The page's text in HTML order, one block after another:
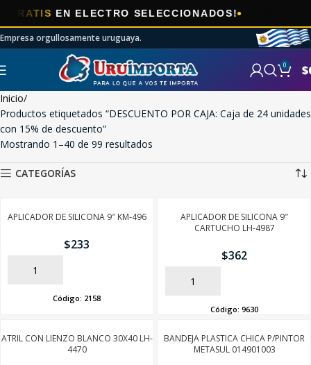
EN ELECTRO SELECCIONADOS!
Empresa orgullosamente uruguaya.
0 $
Inicio
Productos etiquetados “DESCUENTO POR CAJA: Caja de 24 unidades
con 15% de descuento”
Mostrando 1–40 de 99 resultados
CATEGORÍAS
APLICADOR DE SILICONA 9″ KM-496
$233
AÑADIR
Código: 2158
APLICADOR DE SILICONA 9″
CARTUCHO LH-4987
$362
AÑADIR
Código: 9630
ATRIL CON LIENZO BLANCO 30X40 LH-
4470
BANDEJA PLASTICA CHICA P/PINTOR
METASUL 014901003